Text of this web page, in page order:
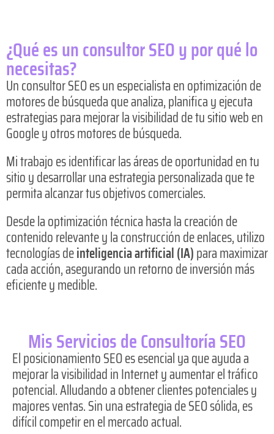
¿Qué es un consultor SEO y por qué lo
necesitas?
Un consultor SEO es un especialista en optimización de
motores de búsqueda que analiza, planifica y ejecuta
estrategias para mejorar la visibilidad de tu sitio web en
Google y otros motores de búsqueda.
Mi trabajo es identificar las áreas de oportunidad en tu
sitio y desarrollar una estrategia personalizada que te
permita alcanzar tus objetivos comerciales.
Desde la optimización técnica hasta la creación de
contenido relevante y la construcción de enlaces, utilizo
tecnologías deinteligencia artificial (IA)para maximizar
cada acción, asegurando un retorno de inversión más
eficiente y medible.
Mis Servicios de Consultoría SEO
El posicionamiento SEO es esencial ya que ayuda a
mejorar la visibilidad in Internet y aumentar el tráfico
potencial. Alludando a obtener clientes potenciales y
majores ventas. Sin una estrategia de SEO sólida, es
difícil competir en el mercado actual.